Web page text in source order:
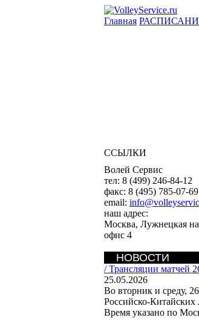
Главная
ССЫЛКИ
Волей Сервис
тел: 8 (499) 246-84-12
факс: 8 (495) 785-07-69
email:
наш адрес:
Москва, Лужнецкая
офис 4
НОВОСТИ
/Трансляции матчей
25.05.2026
Во вторник и среду,
Российско-
Время указано по